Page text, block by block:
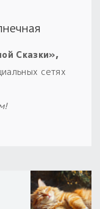
Сказки»,
сетях